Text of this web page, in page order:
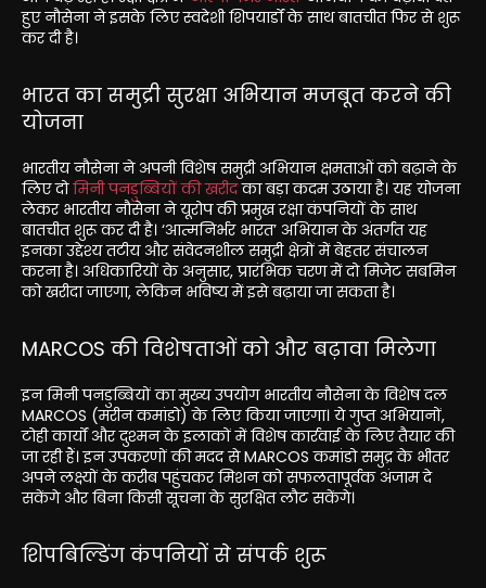
हुए नौसेना ने इसके लिए स्वदेशी शिपयार्डों के साथ बातचीत फिर से शुरू
कर दी है।
भारत का समुद्री सुरक्षा अभियान मजबूत करने की
योजना
भारतीय नौसेना ने अपनी विशेष समुद्री अभियान क्षमताओं को बढ़ाने के
लिए दोमिनी पनडुब्बियों की खरीदका बड़ा कदम उठाया है। यह योजना
लेकर भारतीय नौसेना ने यूरोप की प्रमुख रक्षा कंपनियों के साथ
बातचीत शुरू कर दी है। ‘आत्मनिर्भर भारत’ अभियान के अंतर्गत यह
इनका उद्देश्य तटीय और संवेदनशील समुद्री क्षेत्रों में बेहतर संचालन
करना है। अधिकारियों के अनुसार, प्रारंभिक चरण में दो मिजेट सबमिन
को खरीदा जाएगा, लेकिन भविष्य में इसे बढ़ाया जा सकता है।
MARCOS की विशेषताओं को और बढ़ावा मिलेगा
इन मिनी पनडुब्बियों का मुख्य उपयोग भारतीय नौसेना के विशेष दल
MARCOS (मरीन कमांडो) के लिए किया जाएगा। ये गुप्त अभियानों,
टोही कार्यों और दुश्मन के इलाकों में विशेष कार्रवाई के लिए तैयार की
जा रही हैं। इन उपकरणों की मदद से MARCOS कमांडो समुद्र के भीतर
अपने लक्ष्यों के करीब पहुंचकर मिशन को सफलतापूर्वक अंजाम दे
सकेंगे और बिना किसी सूचना के सुरक्षित लौट सकेंगे।
शिपबिल्डिंग कंपनियों से संपर्क शुरू